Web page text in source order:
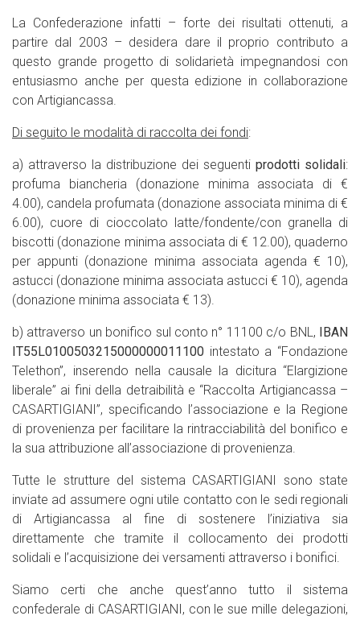
La Confederazione infatti – forte dei risultati ottenuti, a
partire dal 2003 – desidera dare il proprio contributo a
questo grande progetto di solidarietà impegnandosi con
entusiasmo anche per questa edizione in collaborazione
con Artigiancassa.
Di seguito le modalità di raccolta dei fondi:
a) attraverso la distribuzione dei seguenti prodotti solidali:
profuma biancheria (donazione minima associata di €
4.00), candela profumata (donazione associata minima di €
6.00), cuore di cioccolato latte/fondente/con granella di
biscotti (donazione minima associata di € 12.00), quaderno
per appunti (donazione minima associata agenda € 10),
astucci (donazione minima associata astucci € 10), agenda
(donazione minima associata € 13).
b) attraverso un bonifico sul conto n° 11100 c/o BNL,
IBAN
IT55L0100503215000000011100 intestato a “Fondazione
Telethon”, inserendo nella causale la dicitura “Elargizione
liberale” ai fini della detraibilità e “Raccolta Artigiancassa –
CASARTIGIANI”, specificando l’associazione e la Regione
di provenienza per facilitare la rintracciabilità del bonifico e
la sua attribuzione all’associazione di provenienza.
Tutte le strutture del sistema CASARTIGIANI sono state
inviate ad assumere ogni utile contatto con le sedi regionali
di Artigiancassa al fine di sostenere l’iniziativa sia
direttamente che tramite il collocamento dei prodotti
solidali e l’acquisizione dei versamenti attraverso i bonifici.
Siamo certi che anche quest’anno tutto il sistema
confederale di CASARTIGIANI, con le sue mille delegazioni,